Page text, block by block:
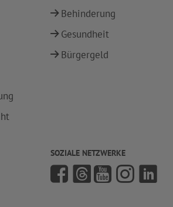
Behinderung
Gesundheit
Bürgergeld
SOZIALE NETZWERKE